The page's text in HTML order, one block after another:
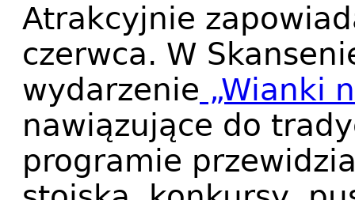
Atrakcyjnie
czerwca. W
wydarzenie „Wianki
nawiązujące do
programie